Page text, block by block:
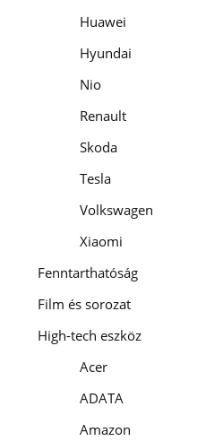
Huawei
Hyundai
Nio
Renault
Skoda
Tesla
Volkswagen
Xiaomi
Fenntarthatóság
Film és sorozat
High-tech eszköz
Acer
ADATA
Amazon